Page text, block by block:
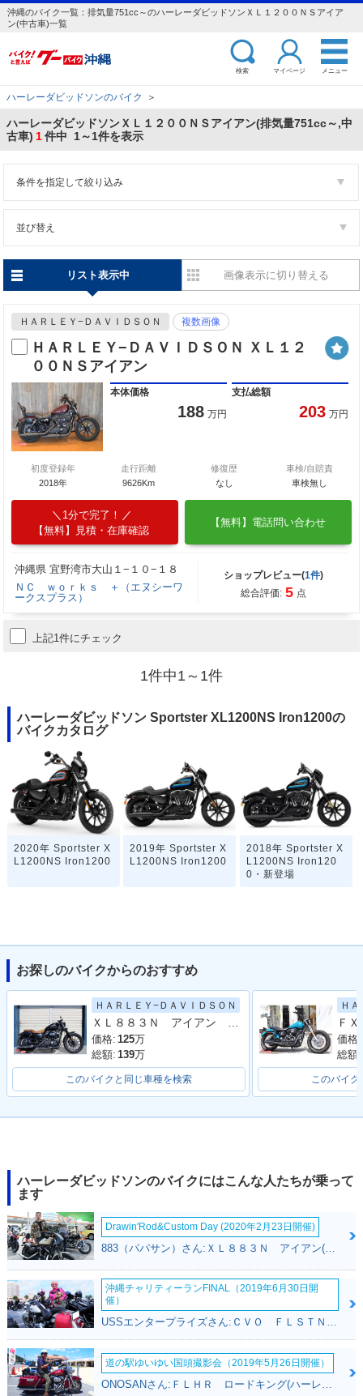
沖縄のバイク一覧：排気量751cc～のハーレーダビッドソンＸＬ１２００ＮＳアイア
ン(中古車)一覧
検索 マイページ メニュー
ハーレーダビッドソンのバイク ＞
ハーレーダビッドソンＸＬ１２００ＮＳアイアン(排気量751cc～,中
古車) 1件中 1～1件を表示
条件を指定して絞り込み
並び替え
リスト表示中 画像表示に切り替える
ＨＡＲＬＥＹ−ＤＡＶＩＤＳＯＮ 複数画像
ＨＡＲＬＥＹ−ＤＡＶＩＤＳＯＮ ＸＬ１２
００ＮＳアイアン
本体価格
188 万円
支払総額
203 万円
初度登録年
2018年
走行距離
9626Km
修復歴
なし
車検/自賠責
車検無し
1分で完了！
【無料】見積・在庫確認
【無料】電話問い合わせ
沖縄県 宜野湾市大山１−１０−１８
ＮＣ ｗｏｒｋｓ ＋（エヌシーワ
ークスプラス）
ショップレビュー(1件)
総合評価: 5 点
上記1件にチェック
1件中1～1件
ハーレーダビッドソン Sportster XL1200NS Iron1200の
バイクカタログ
2020年 Sportster X
L1200NS Iron1200
2019年 Sportster X
L1200NS Iron1200
2018年 Sportster X
L1200NS Iron120
0・新登場
お探しのバイクからのおすすめ
ＨＡＲＬＥＹ−ＤＡＶＩＤＳＯＮ
ＸＬ８８３Ｎ アイアン ２０１４Ｙ
価格: 125万
総額: 139万
このバイクと同じ車種を検索
Ｈ
価格:
総額:
このバイク
ハーレーダビッドソンのバイクにはこんな人たちが乗って
ます
Drawin'Rod&Custom Day (2020年2月23日開催)
沖縄チャリティーランFINAL（2019年6月30日開
催）
USSエンタープライズさん:ＣＶＯ ＦＬＳＴＮＳＥ ソフテイルデラックス(ハーレーダビッドソン)
道の駅ゆいゆい国頭撮影会（2019年5月26日開催）